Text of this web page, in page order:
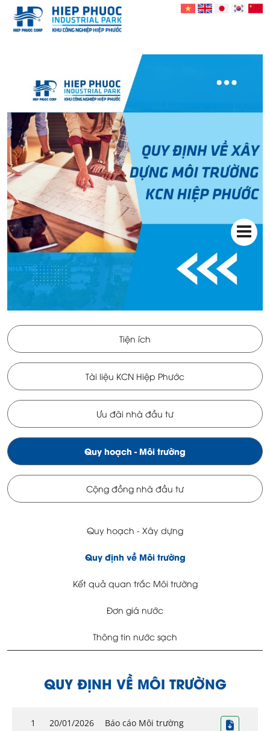
Tiện ích
Tài liệu KCN Hiệp Phước
Ưu đãi nhà đầu tư
Quy hoạch - Môi trường
Cộng đồng nhà đầu tư
Quy hoạch - Xây dựng
Quy định về Môi trường
Kết quả quan trắc Môi trường
Đơn giá nước
Thông tin nước sạch
QUY ĐỊNH VỀ MÔI TRƯỜNG
1 20/01/2026
Báo cáo Môi trường